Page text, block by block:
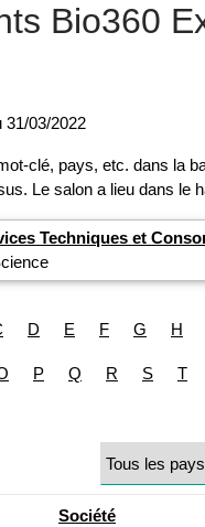
Bio360
31/03/2022
Techniques et
D E F G H
P Q R S T
Société